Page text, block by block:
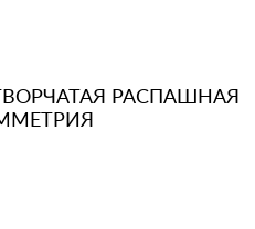
РАСПАШНАЯ